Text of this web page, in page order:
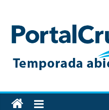
content
Toda